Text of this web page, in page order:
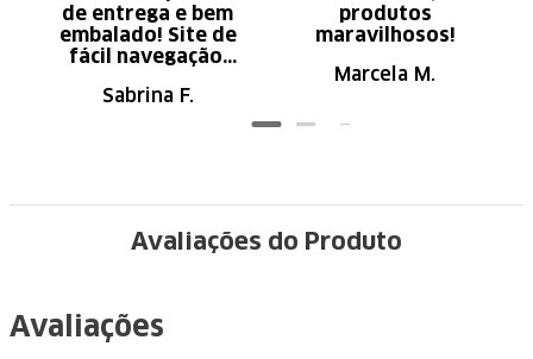
de entrega e bem
embalado! Site de
fácil navegação.
Sabrina F.
produtos
maravilhosos!
Marcela M.
Avaliações do Produto
Avaliações